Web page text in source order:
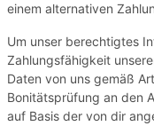
einem alternativen
Um unser berechtigtes
Zahlungsfähigkeit
Daten von uns gemäß
Bonitätsprüfung an den
auf Basis der von dir